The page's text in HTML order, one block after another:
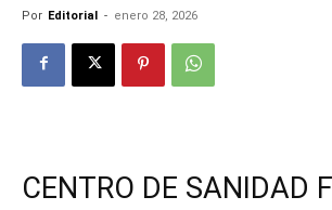
Por Editorial - enero 28, 2026
CENTRO DE SANIDAD